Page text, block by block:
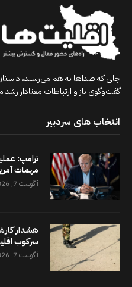
جایی که صداها به هم می‌رسند،
گفت‌وگوی باز و ارتباطات معنادار رشد
انتخاب های سردبیر
ترامپ:
مهمات
آگوست 7, 2026
هشدار
سرکوب
آگوست 7, 2026